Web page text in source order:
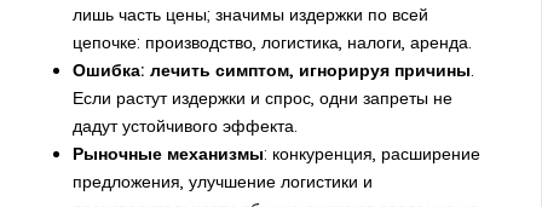
лишь часть цены; значимы издержки по всей
цепочке: производство, логистика, налоги, аренда.
Ошибка: лечить симптом, игнорируя причины.
Если растут издержки и спрос, одни запреты не
дадут устойчивого эффекта.
Рыночные механизмы: конкуренция, расширение
предложения, улучшение логистики и